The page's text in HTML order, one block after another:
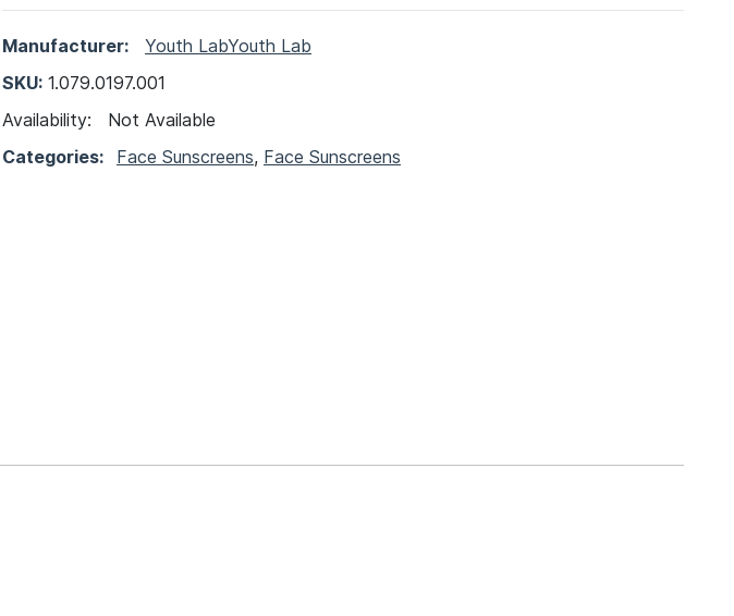
Manufacturer: Youth LabYouth Lab
SKU: 1.079.0197.001
Availability: Not Available
Categories: Face Sunscreens, Face Sunscreens